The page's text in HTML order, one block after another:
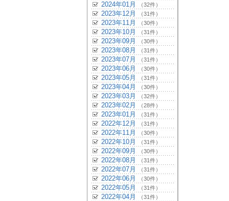
2024年01月 （32件）
2023年12月 （31件）
2023年11月 （30件）
2023年10月 （31件）
2023年09月 （30件）
2023年08月 （31件）
2023年07月 （31件）
2023年06月 （30件）
2023年05月 （31件）
2023年04月 （30件）
2023年03月 （32件）
2023年02月 （28件）
2023年01月 （31件）
2022年12月 （31件）
2022年11月 （30件）
2022年10月 （31件）
2022年09月 （30件）
2022年08月 （31件）
2022年07月 （31件）
2022年06月 （30件）
2022年05月 （31件）
2022年04月 （31件）